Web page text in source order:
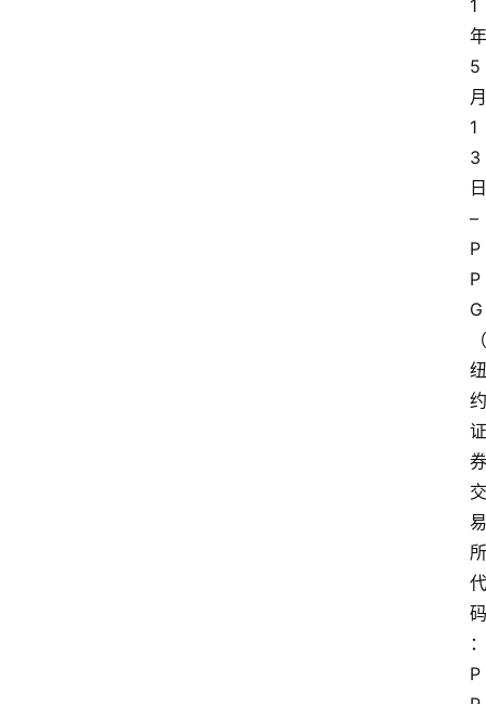
1
年
5
月
1
3
日
–
P
P
G
（
纽
约
证
券
交
易
所
代
码
：
P